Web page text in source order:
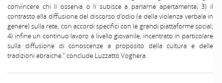
convincere chi li osserva o li subisce a parlarne apertamente; 3) il
contrasto alla diffusione del discorso d’odio (e della violenza verbale in
genere) sulla rete, con accordi specifici con le grandi piattaforme social;
4) infine un continuo lavoro a livello giovanile, incentrato in particolare
sulla diffusione di conoscenze a proposito della cultura e delle
tradizioni ebraiche.” conclude Luzzatto Voghera.